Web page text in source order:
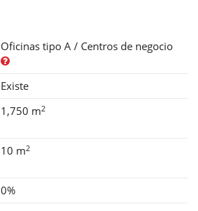
Oficinas tipo A / Centros de negocio
Existe
1,750 m2
10 m2
0%